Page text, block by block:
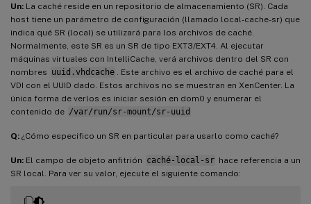
Un: La caché reside en un repositorio de almacenamiento (SR). Cada
host tiene un parámetro de configuración (llamado local-cache-sr) que
indica qué SR (local) se utilizará para los archivos de caché.
Normalmente, este SR es un SR de tipo EXT3/EXT4. Al ejecutar
máquinas virtuales con IntelliCache, verá archivos dentro del SR con
nombres uuid.vhdcache . Este archivo es el archivo de caché para el
VDI con el UUID dado. Estos archivos no se muestran en XenCenter. La
única forma de verlos es iniciar sesión en dom0 y enumerar el
contenido de /var/run/sr-mount/sr-uuid
Q: ¿Cómo especifico un SR en particular para usarlo como caché?
Un: El campo de objeto anfitrión caché-local-sr hace referencia a un
SR local. Para ver su valor, ejecute el siguiente comando: